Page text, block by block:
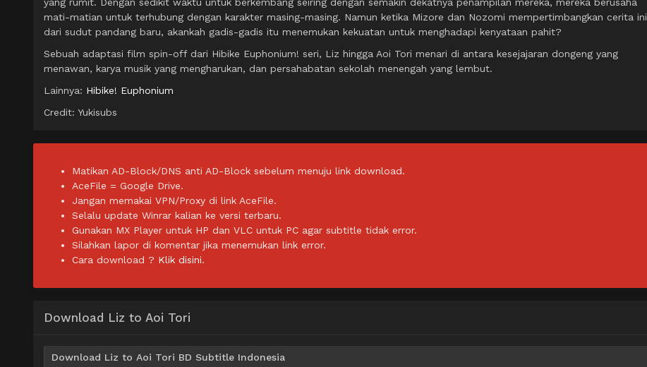
yang rumit. Dengan sedikit waktu untuk berkembang seiring dengan semakin dekatnya penampilan mereka, mereka berusaha
mati-matian untuk terhubung dengan karakter masing-masing. Namun ketika Mizore dan Nozomi mempertimbangkan cerita ini
dari sudut pandang baru, akankah gadis-gadis itu menemukan kekuatan untuk menghadapi kenyataan pahit?
Sebuah adaptasi film spin-off dari Hibike Euphonium! seri, Liz hingga Aoi Tori menari di antara kesejajaran dongeng yang
menawan, karya musik yang mengharukan, dan persahabatan sekolah menengah yang lembut.
Lainnya: Hibike! Euphonium
Credit: Yukisubs
Matikan AD-Block/DNS anti AD-Block sebelum menuju link download.
AceFile = Google Drive.
Jangan memakai VPN/Proxy di link AceFile.
Selalu update Winrar kalian ke versi terbaru.
Gunakan MX Player untuk HP dan VLC untuk PC agar subtitle tidak error.
Silahkan lapor di komentar jika menemukan link error.
Cara download ? Klik disini.
Download Liz to Aoi Tori
Download Liz to Aoi Tori BD Subtitle Indonesia